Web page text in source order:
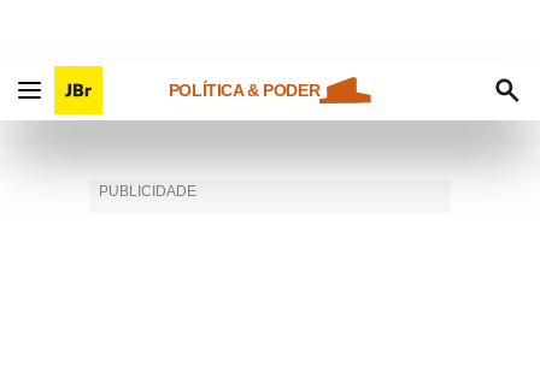
POLÍTICA & PODER